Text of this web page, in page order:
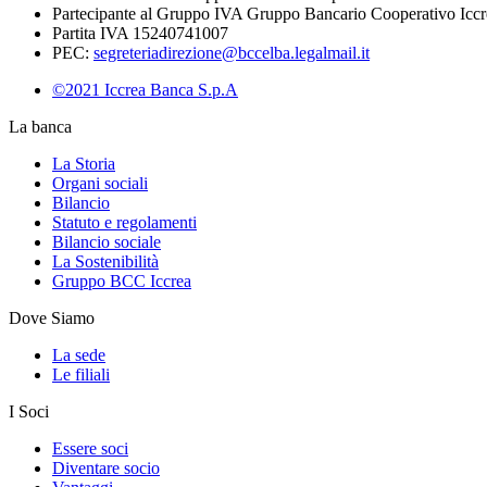
Partecipante al Gruppo IVA Gruppo Bancario Cooperativo
Partita IVA 15240741007
PEC: segreteriadirezione@bccelba.legalmail.it
©2021 Iccrea Banca S.p.A
La banca
La Storia
Organi sociali
Bilancio
Statuto e regolamenti
Bilancio sociale
La Sostenibilità
Gruppo BCC Iccrea
Dove Siamo
La sede
Le filiali
I Soci
Essere soci
Diventare socio